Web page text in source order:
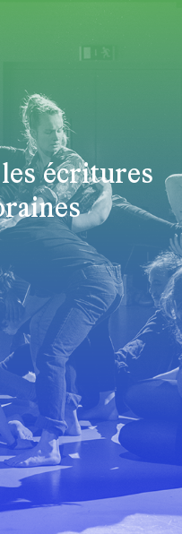
écritures